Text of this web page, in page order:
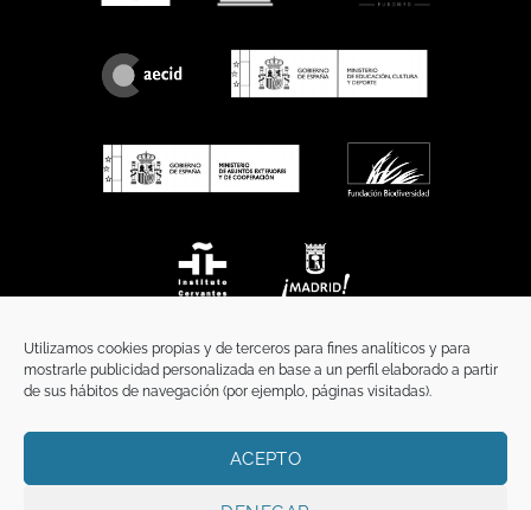
Utilizamos cookies propias y de terceros para fines analíticos y para
mostrarle publicidad personalizada en base a un perfil elaborado a partir
de sus hábitos de navegación (por ejemplo, páginas visitadas).
ACEPTO